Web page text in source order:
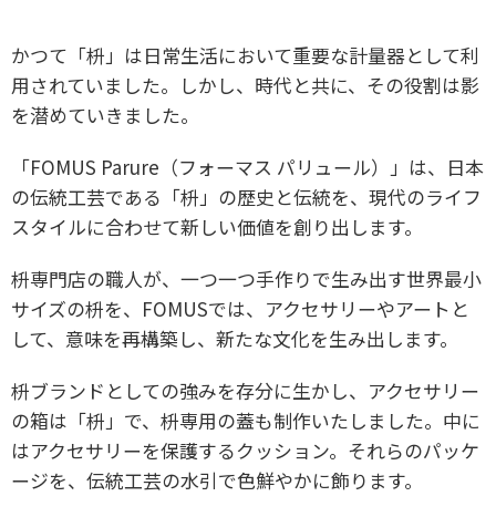
かつて「枡」は日常生活において重要な計量器として利
用されていました。 しかし、時代と共に、その役割は影
を潜めていきました。
「FOMUS Parure（フォーマス パリュール）」は、日本
の伝統工芸である「枡」の歴史と伝統を、現代のライフ
スタイルに合わせて新しい価値を創り出します。
枡専門店の職人が、一つ一つ手作りで生み出す世界最小
サイズの枡を、 FOMUSでは、アクセサリーやアートと
して、意味を再構築し、新たな文化を生み出します。
枡ブランドとしての強みを存分に生かし、アクセサリー
の箱は「枡」で、枡専用の蓋も制作いたしました。 中に
はアクセサリーを保護するクッション。 それらのパッケ
ージを、伝統工芸の水引で色鮮やかに飾ります。